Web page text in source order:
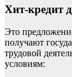
Хит-кредит
Это
получают
трудовой
условиям: